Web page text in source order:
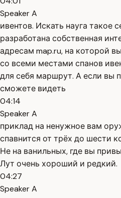
Speaker A
ивентов. Искать науга такое
разработана собственная
адресам map.ru, на которой
со всеми местами спанов
для себя маршрут. А если вы
сможете видеть
04:14
Speaker A
приклад на ненужное вам
спавнится от трёх до шести
Не на ванильных, где вы
Лут очень хороший и редкий.
04:27
Speaker A